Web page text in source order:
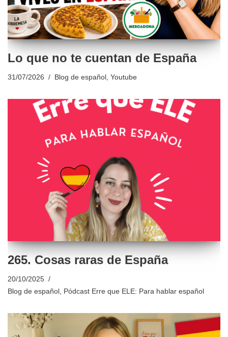
Lo que no te cuentan de España
31/07/2026 Blog de español , Youtube
265. Cosas raras de España
20/10/2025
Blog de español , Pódcast Erre que ELE: Para hablar español